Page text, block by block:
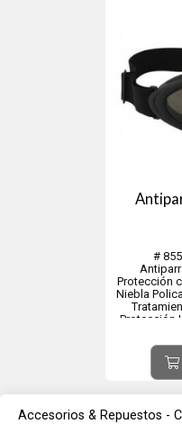
Accesorios & Repuestos -
#
Protección
Niebla
Protección